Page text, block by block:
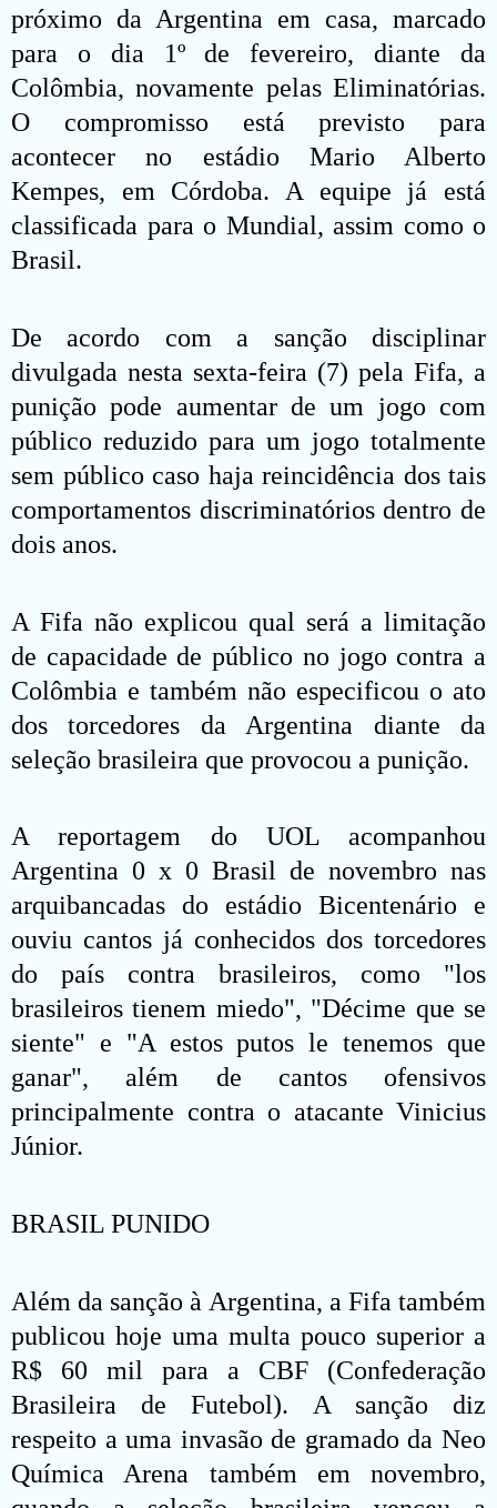
próximo da Argentina em casa, marcado
para o dia 1º de fevereiro, diante da
Colômbia, novamente pelas Eliminatórias.
O compromisso está previsto para
acontecer no estádio Mario Alberto
Kempes, em Córdoba. A equipe já está
classificada para o Mundial, assim como o
Brasil.
De acordo com a sanção disciplinar
divulgada nesta sexta-feira (7) pela Fifa, a
punição pode aumentar de um jogo com
público reduzido para um jogo totalmente
sem público caso haja reincidência dos tais
comportamentos discriminatórios dentro de
dois anos.
A Fifa não explicou qual será a limitação
de capacidade de público no jogo contra a
Colômbia e também não especificou o ato
dos torcedores da Argentina diante da
seleção brasileira que provocou a punição.
A reportagem do UOL acompanhou
Argentina 0 x 0 Brasil de novembro nas
arquibancadas do estádio Bicentenário e
ouviu cantos já conhecidos dos torcedores
do país contra brasileiros, como "los
brasileiros tienem miedo", "Décime que se
siente" e "A estos putos le tenemos que
ganar", além de cantos ofensivos
principalmente contra o atacante Vinicius
Júnior.
BRASIL PUNIDO
Além da sanção à Argentina, a Fifa também
publicou hoje uma multa pouco superior a
R$ 60 mil para a CBF (Confederação
Brasileira de Futebol). A sanção diz
respeito a uma invasão de gramado da Neo
Química Arena também em novembro,